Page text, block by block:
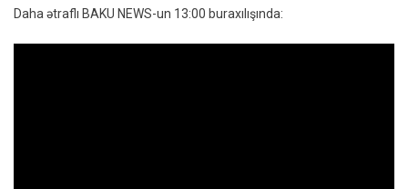
Daha ətraflı BAKU NEWS-un 13:00 buraxılışında: